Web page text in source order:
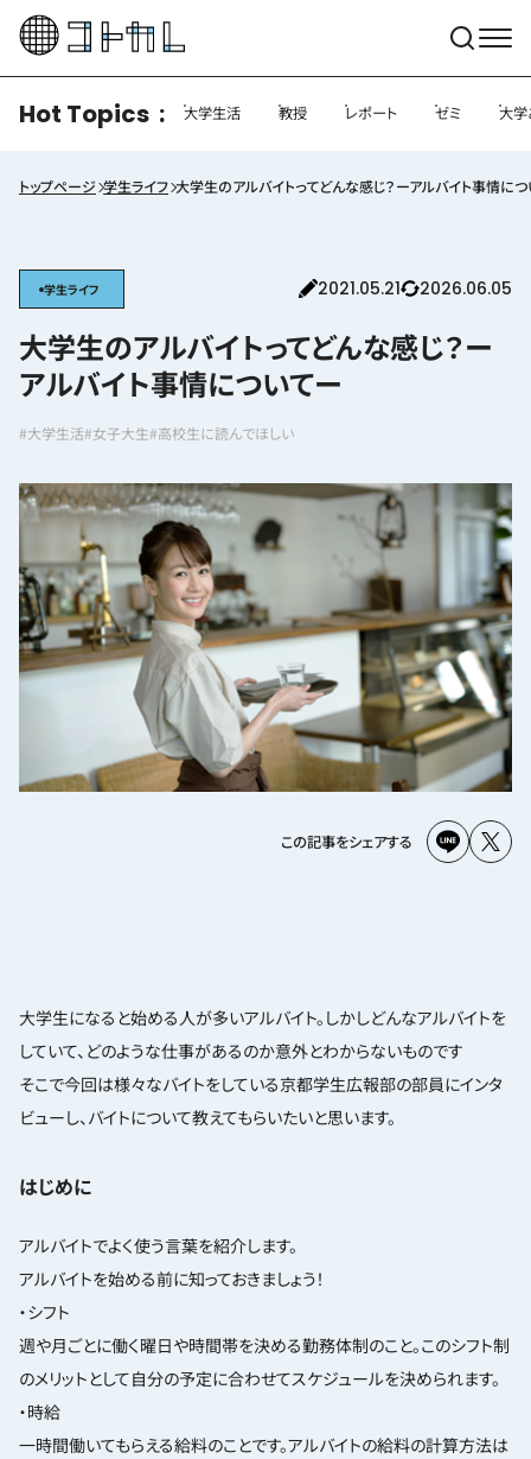
Hot Topics 大学生活 教授 レポート ゼミ 大学
トップページ 学生ライフ 大学生のアルバイトってどんな感じ？ーアルバイト事情に
学生ライフ 2021.05.21 2026.06.05
大学生のアルバイトってどんな感じ？ー
アルバイト事情についてー
#大学生活#女子大生#高校生に読んでほしい
この記事をシェアする
大学生になると始める人が多いアルバイト。しかしどんなアルバイトを
していて、どのような仕事があるのか意外とわからないものです
そこで今回は様々なバイトをしている京都学生広報部の部員にインタ
ビューし、バイトについて教えてもらいたいと思います。
はじめに
アルバイトでよく使う言葉を紹介します。
アルバイトを始める前に知っておきましょう！
・シフト
週や月ごとに働く曜日や時間帯を決める勤務体制のこと。このシフト制
のメリットとして自分の予定に合わせてスケジュールを決められます。
・時給
一時間働いてもらえる給料のことです。アルバイトの給料の計算方法は